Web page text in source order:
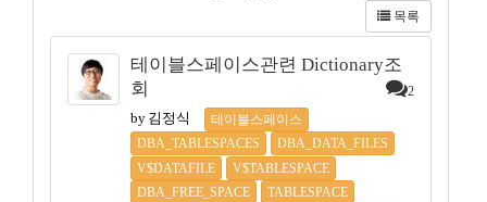
목록
테이블스페이스관련 Dictionary조
회
2
by 김정식
테이블스페이스
DBA_TABLESPACES
DBA_DATA_FILES
V$DATAFILE
V$TABLESPACE
DBA_FREE_SPACE
TABLESPACE